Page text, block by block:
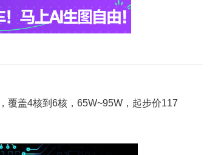
覆盖4核到6核，65W~95W，起步价117